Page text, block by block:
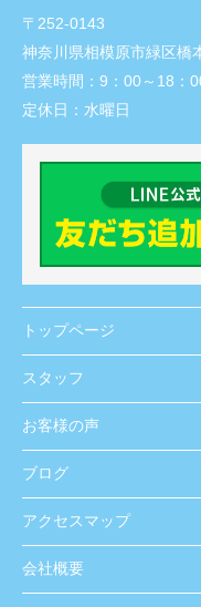
〒252-0143
神奈川県相模原市緑区橋
営業時間： 9：00～18：
定休日： 水曜日
トップページ
スタッフ
お客様の声
ブログ
アクセスマップ
会社概要